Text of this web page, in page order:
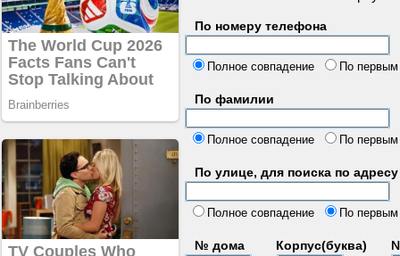
По номеру телефона
Полное совпадение
По
По фамилии
Полное совпадение По
По улице, для поиска по адресу
Полное совпадение
По
№ дома Корпус(буква)